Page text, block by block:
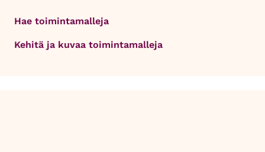
Hae toimintamalleja
Kehitä ja kuvaa toimintamalleja